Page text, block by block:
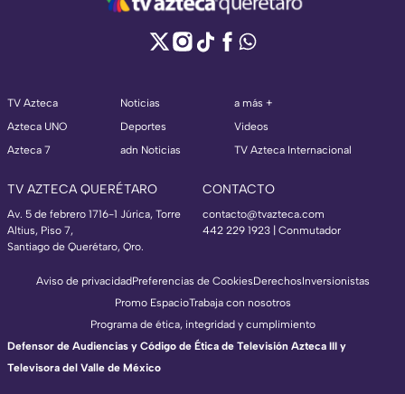
TV Azteca
Azteca UNO
Azteca 7
Noticias
Deportes
adn Noticias
a más +
Videos
TV Azteca Internacional
TV AZTECA QUERÉTARO
Av. 5 de febrero 1716-1 Júrica, Torre
Altius, Piso 7,
Santiago de Querétaro, Qro.
CONTACTO
contacto@tvazteca.com
442 229 1923 | Conmutador
Aviso de privacidadPreferencias de CookiesDerechosInversionistas
Promo EspacioTrabaja con nosotros
Programa de ética, integridad y cumplimiento
Defensor de Audiencias y Código de Ética de Televisión Azteca III y
Televisora del Valle de México